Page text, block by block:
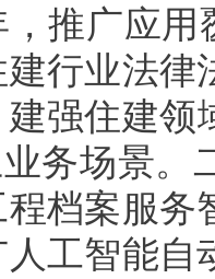
，推广应
行业法
强住建领
务场景
档案服
工智能